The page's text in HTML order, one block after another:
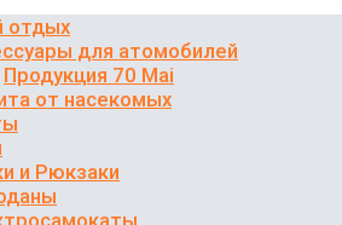
отдых
для атомобилей
Продукция 70 Mai
от насекомых
и Рюкзаки